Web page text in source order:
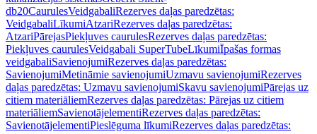
db20CaurulesVeidgabaliRezerves daļas paredzētas:
VeidgabaliLīkumiAtzariRezerves daļas paredzētas:
AtzariPārejasPiekļuves caurulesRezerves daļas paredzētas:
Piekļuves caurulesVeidgabali SuperTubeLīkumiĪpašas formas
veidgabaliSavienojumiRezerves daļas paredzētas:
SavienojumiMetināmie savienojumiUzmavu savienojumiRezerves
daļas paredzētas: Uzmavu savienojumiSkavu savienojumiPārejas uz
citiem materiāliemRezerves daļas paredzētas: Pārejas uz citiem
materiāliemSavienotājelementiRezerves daļas paredzētas:
SavienotājelementiPieslēguma līkumiRezerves daļas paredzētas: